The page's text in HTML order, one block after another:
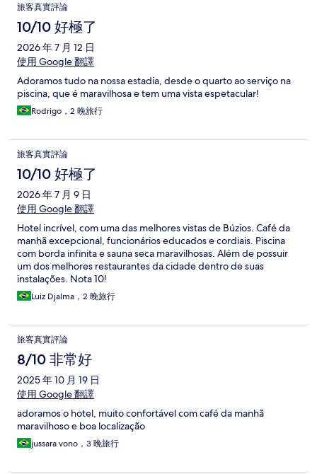
旅客真實評論
10/10 好極了
2026 年 7 月 12 日
使用 Google 翻譯
Adoramos tudo na nossa estadia, desde o quarto ao serviço na
piscina, que é maravilhosa e tem uma vista espetacular!
Rodrigo，2 晚旅行
旅客真實評論
10/10 好極了
2026 年 7 月 9 日
使用 Google 翻譯
Hotel incrível, com uma das melhores vistas de Búzios. Café da
manhã excepcional, funcionários educados e cordiais. Piscina
com borda infinita e sauna seca maravilhosas. Além de possuir
um dos melhores restaurantes da cidade dentro de suas
instalações. Nota 10!
Luiz Djalma，2 晚旅行
旅客真實評論
8/10 非常好
2025 年 10 月 19 日
使用 Google 翻譯
adoramos o hotel, muito confortável com café da manhã
maravilhoso e boa localização
jussara vono，3 晚旅行